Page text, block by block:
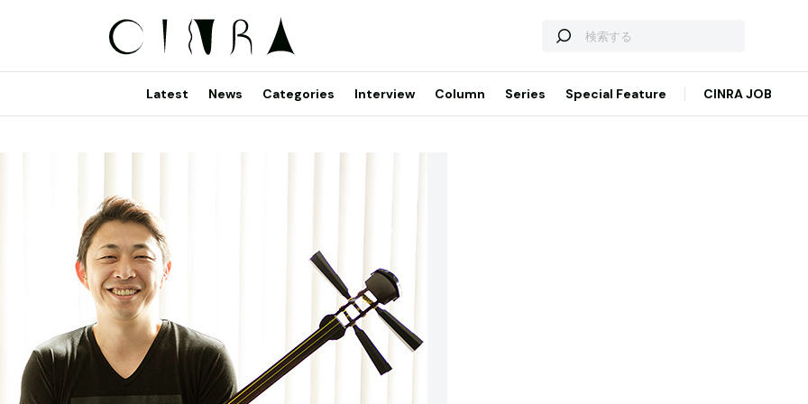
Latest News Categories Interview Column Series Special Feature CINRA JOB